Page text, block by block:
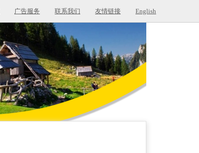
广告服务 联系我们 友情链接 English